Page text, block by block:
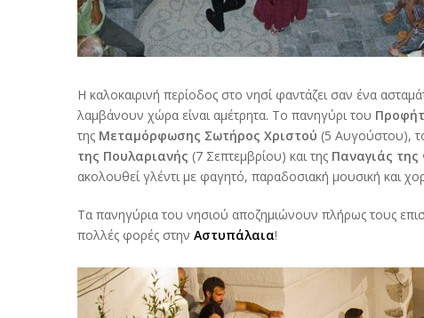
Η καλοκαιρινή περίοδος στο νησί φαντάζει σαν ένα
λαμβάνουν χώρα είναι αμέτρητα. Το πανηγύρι του
της Μεταμόρφωσης Σωτήρος Χριστού (5 Αυγούστου),
της Πουλαριανής (7 Σεπτεμβρίου) και της Παναγιάς
ακολουθεί γλέντι με φαγητό, παραδοσιακή μουσική και
Τα πανηγύρια του νησιού αποζημιώνουν πλήρως τους
πολλές φορές στην Αστυπάλαια!